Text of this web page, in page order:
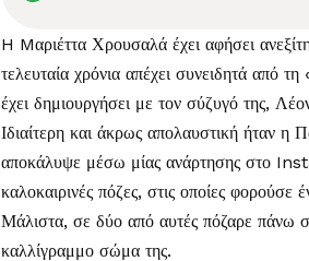
H Mαριέττα Χρουσαλά έχει αφήσει
τελευταία χρόνια απέχει συνειδητά από
έχει δημιουργήσει με τον σύζυγό της,
Ιδιαίτερη και άκρως απολαυστική ήταν
αποκάλυψε μέσω μίας ανάρτησης στο
καλοκαιρινές πόζες, στις οποίες φορούσε
Μάλιστα, σε δύο από αυτές πόζαρε πάνω
καλλίγραμμο σώμα της.